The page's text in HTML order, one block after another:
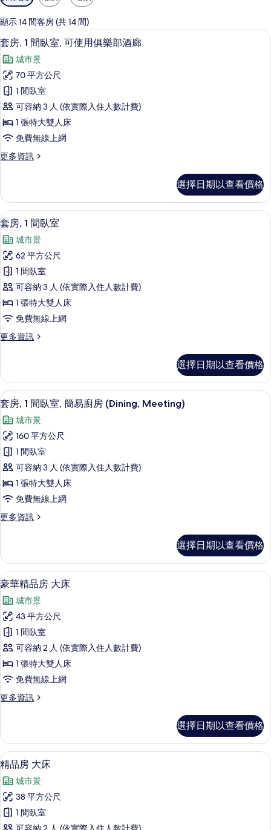
用
的
客
房
篩
選
條
件
顯示 14 間客房 (共 14 間)
顯
示
套
房,
間
臥
室,
可
用
俱
樂
部
酒
廊
的
所
有
相
套房, 1 間臥室, 可使用俱樂部酒廊 |
8
套房, 1 間臥室, 可使用俱樂部酒廊
城市景
70 平方公尺
1 間臥室
可容納 3 人 (依實際入住人數計費)
1 張特大雙人床
免費無線上網
更多資訊
更
1
間
臥
可
使
用
俱
樂
部
酒
廊
詳
選擇日期以查看價格
顯
示
套
房,
間
臥
室
的
有
相
片
羽絨被、免費迷你吧、客房內保險箱、
13
套房, 1 間臥室
城市景
62 平方公尺
1 間臥室
可容納 3 人 (依實際入住人數計費)
1 張特大雙人床
免費無線上網
更多資訊
更
1
間
臥
的
詳
情
選擇日期以查看價格
顯
示
套
房,
間
臥
室,
簡
廚
房
(Dining,
Meeting)
的
所
有
相
片
套房, 1 間臥室, 簡易廚房 (Dining,
6
套房, 1 間臥室, 簡易廚房 (Dining, Meeting)
城市景
160 平方公尺
1 間臥室
可容納 3 人 (依實際入住人數計費)
1 張特大雙人床
免費無線上網
更多資訊
更
1
間
臥
簡
易
廚
房
(Dining,
Meeting)
的
詳
選擇日期以查看價格
顯
示
豪
華
精
品
房
大
床
所
有
相
片
羽絨被、免費迷你吧、客房內保險箱、
5
豪華精品房 大床
城市景
43 平方公尺
1 間臥室
可容納 2 人 (依實際入住人數計費)
1 張特大雙人床
免費無線上網
更多資訊
更
精
品
房
床
的
詳
情
選擇日期以查看價格
顯
示
精
品
房
8
精品房 大床
城市景
38 平方公尺
1 間臥室